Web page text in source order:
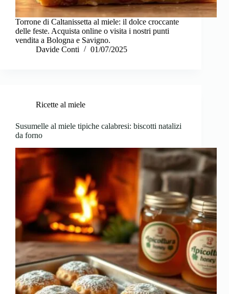
Torrone di Caltanissetta al miele: il dolce croccante
delle feste. Acquista online o visita i nostri punti
vendita a Bologna e Savigno.
Davide Conti
01/07/2025
Ricette al miele
Susumelle al miele tipiche calabresi: biscotti natalizi
da forno